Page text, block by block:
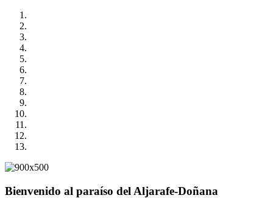
Bienvenido al paraíso del Aljarafe-Doñana